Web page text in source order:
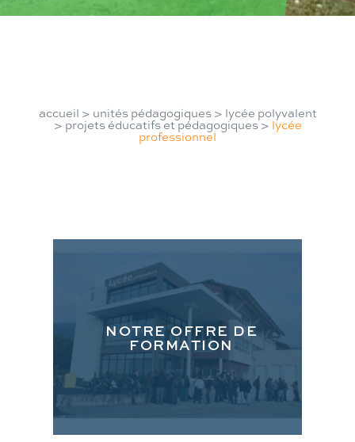
accueil > unités pédagogiques> lycée polyvalent
> projets éducatifs et pédagogiques> lycée
professionnel
NOTRE OFFRE DE
FORMATION